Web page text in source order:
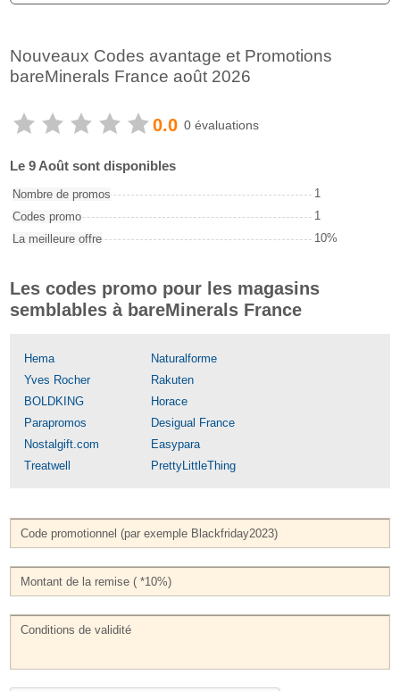
Nouveaux Codes avantage et Promotions
bareMinerals France août 2026
0.0 0 évaluations
Le 9 Août sont disponibles
Nombre de promos
1
Codes promo
1
La meilleure offre
10%
Les codes promo pour les magasins
semblables à bareMinerals France
Hema
Naturalforme
Yves Rocher
Rakuten
BOLDKING
Horace
Parapromos
Desigual France
Nostalgift.com
Easypara
Treatwell
PrettyLittleThing